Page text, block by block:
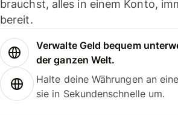
brauchst, alles in einem Konto,
bereit.
Verwalte Geld bequem
der ganzen Welt.
Halte deine Währungen an
sie in Sekundenschnelle um.